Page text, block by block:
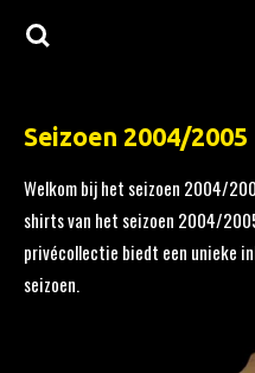
Ga
Seizoen 2004/2005
Welkom bij het seizoen 2004/
shirts van het seizoen 2004/
privécollectie biedt een unieke
seizoen.